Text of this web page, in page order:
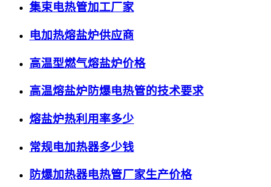
集束电热管加工厂家
电加热熔盐炉供应商
高温型燃气熔盐炉价格
高温熔盐炉防爆电热管的技术要求
熔盐炉热利用率多少
常规电加热器多少钱
防爆加热器电热管厂家生产价格